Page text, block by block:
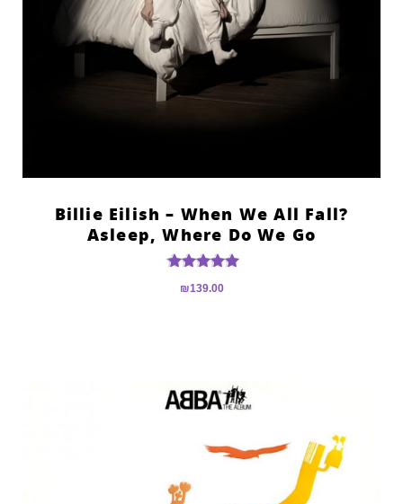
?Billie Eilish – When We All Fall
Asleep, Where Do We Go
דורג
5.00
₪139.00